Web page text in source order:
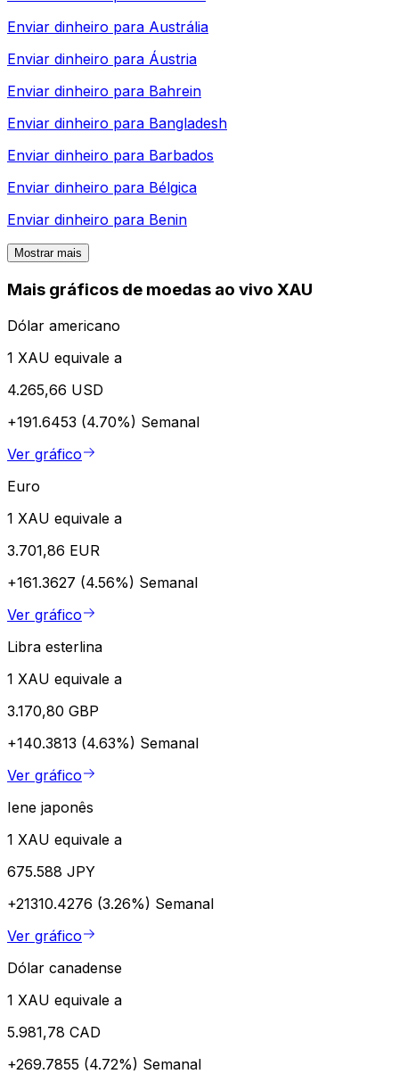
Enviar dinheiro para Austrália
Enviar dinheiro para Áustria
Enviar dinheiro para Bahrein
Enviar dinheiro para Bangladesh
Enviar dinheiro para Barbados
Enviar dinheiro para Bélgica
Enviar dinheiro para Benin
Mostrar mais
Mais gráficos de moedas ao vivo XAU
Dólar americano
1 XAU equivale a
4.265,66 USD
+191.6453 (4.70%) Semanal
Ver gráfico
Euro
1 XAU equivale a
3.701,86 EUR
+161.3627 (4.56%) Semanal
Ver gráfico
Libra esterlina
1 XAU equivale a
3.170,80 GBP
+140.3813 (4.63%) Semanal
Ver gráfico
Iene japonês
1 XAU equivale a
675.588 JPY
+21310.4276 (3.26%) Semanal
Ver gráfico
Dólar canadense
1 XAU equivale a
5.981,78 CAD
+269.7855 (4.72%) Semanal